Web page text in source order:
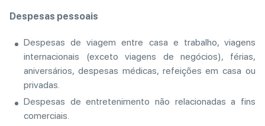
Despesas pessoais
Despesas de viagem entre casa e trabalho, viagens
internacionais (exceto viagens de negócios), férias,
aniversários, despesas médicas, refeições em casa ou
privadas.
Despesas de entretenimento não relacionadas a fins
comerciais.